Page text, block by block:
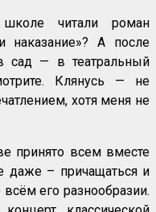
читали роман
наказание»? А после
сад — в театральный
Клянусь — не
хотя меня не
принято всем вместе
даже – причащаться и
его разнообразии.